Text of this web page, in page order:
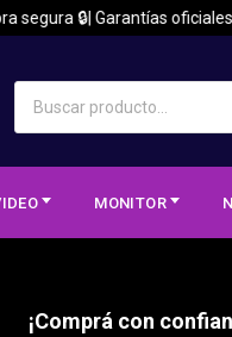
🔒| Garantías oficiales 🏅
MONITOR
¡Comprá con